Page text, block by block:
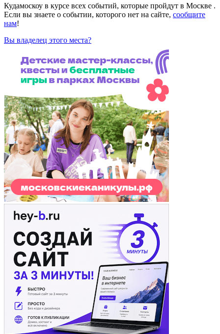
Кудамоскоу в курсе всех событий, которые пройдут в Москве .
Если вы знаете о событии, которого нет на сайте, сообщите
нам!
Вы владелец этого места?